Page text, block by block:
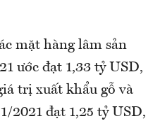
mặt hàng lâm sản
ước đạt 1,33 tỷ USD,
trị xuất khẩu gỗ và
2021 đạt 1,25 tỷ USD,